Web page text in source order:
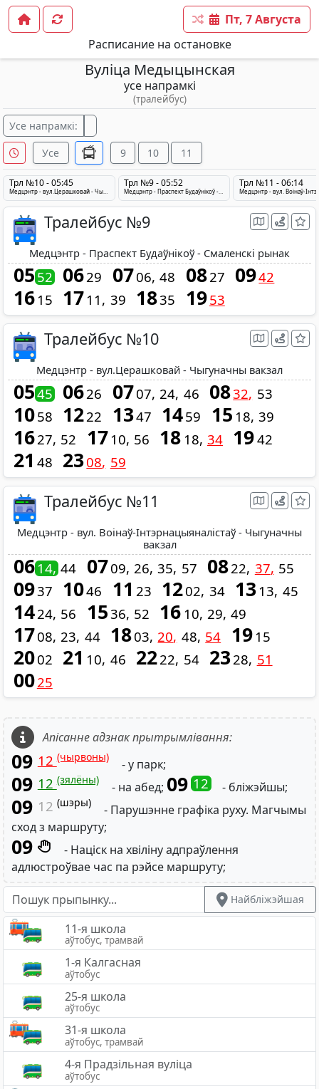
Расписание на остановке
Пт, 7 Августа
Найбліжэйшая
11-я школа
аўтобус, трамвай
1-я Калгасная
аўтобус
25-я школа
аўтобус
31-я школа
аўтобус, трамвай
4-я Прадзільная вуліца
аўтобус
Вуліца Медыцынская
усе напрамкі
(тралейбус)
Усе напрамкі:
Усе 9 10 11
Трл №10 - 05:45
Медцэнтр - вул.Церашковай - Чыгуначны вакзал
Трл №9 - 05:52 Трл №11 - 06:14
Тралейбус №9
Медцэнтр - Праспект Будаўнікоў - Смаленскі рынак
0552 0629 0706 48 0827 0942
16 15 17 11 39 1835 1953
Тралейбус №10
Медцэнтр - вул.Церашковай - Чыгуначны вакзал
0545 0626 0707 24 46 0832 53
1058 1222 1347 1459 15 18 39
1627 52 17 10 56 18 18 34 1942
21 48 2308 59
Тралейбус №11
Медцэнтр - вул. Воінаў-Інтэрнацыяналістаў - Чыгуначны
вакзал
0614 44 0709 26 35 57 0822 37 55
0937 1046 11 23 1202 34 13 13 45
1424 56 1536 52 16 10 29 49
1708 23 44 1803 20 48 54 19 15
2002 21 10 46 2222 54 2328 51
0025
Апісанне адзнак прытрымлівання:
09 12(чырвоны) - у парк;
09 12(зялёны) - на абед; 09 12 - бліжэйшы;
09 12 (шэры)
- Парушэнне графіка руху. Магчымы
сход з маршруту;
09
- Націск на хвіліну адпраўлення
адлюстроўвае час па рэйсе маршруту;